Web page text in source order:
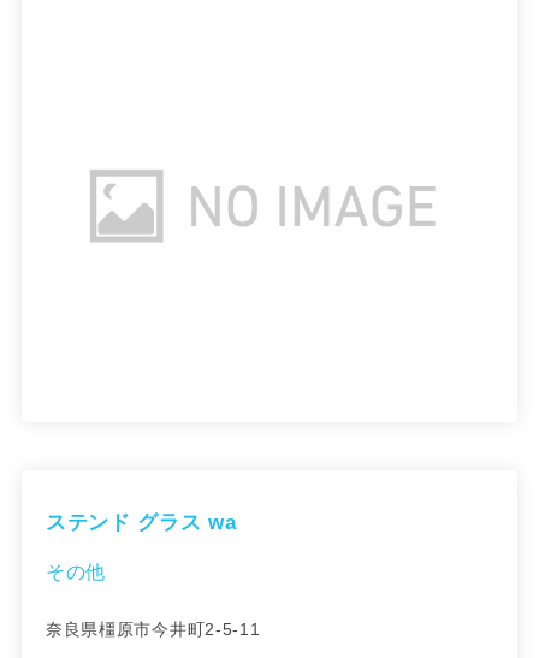
ステンド グラス wa
その他
奈良県橿原市今井町2-5-11